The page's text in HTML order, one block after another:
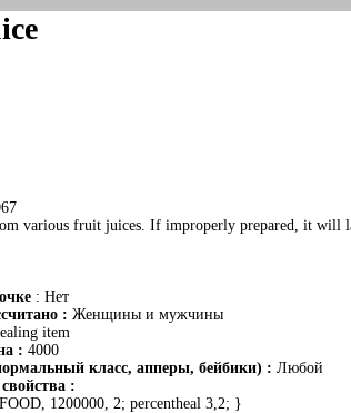
various fruit juices. If improperly prepared, it will
: Нет
: Женщины и мужчины
item
: 4000
класс, апперы, бейбики) : Любой
:
1200000, 2; percentheal 3,2; }